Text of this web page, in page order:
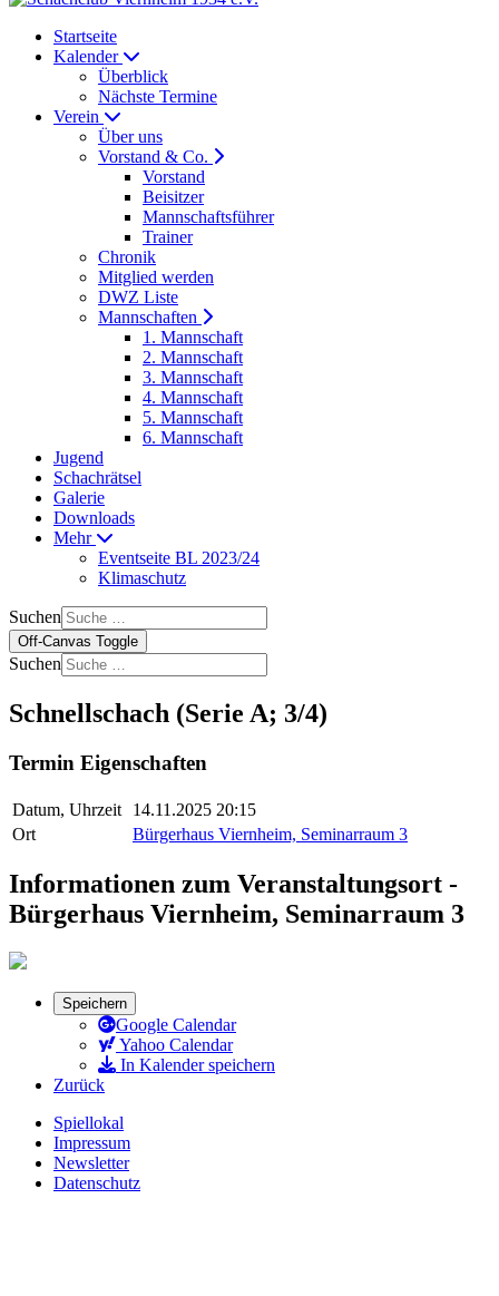
Startseite
Kalender
Überblick
Nächste Termine
Verein
Über uns
Vorstand & Co.
Vorstand
Beisitzer
Mannschaftsführer
Trainer
Chronik
Mitglied werden
DWZ Liste
Mannschaften
1. Mannschaft
2. Mannschaft
3. Mannschaft
4. Mannschaft
5. Mannschaft
6. Mannschaft
Jugend
Schachrätsel
Galerie
Downloads
Mehr
Eventseite BL 2023/24
Klimaschutz
Suchen
Off-Canvas Toggle
Suchen
Schnellschach (Serie A; 3/4)
Termin Eigenschaften
Datum, Uhrzeit
14.11.2025 20:15
Ort
Bürgerhaus Viernheim, Seminarraum 3
Informationen zum Veranstaltungsort -
Bürgerhaus Viernheim, Seminarraum 3
Speichern
Google Calendar
Yahoo Calendar
In Kalender speichern
Zurück
Spiellokal
Impressum
Newsletter
Datenschutz